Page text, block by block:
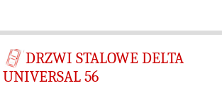
DRZWI STALOWE DELTA
UNIVERSAL 56